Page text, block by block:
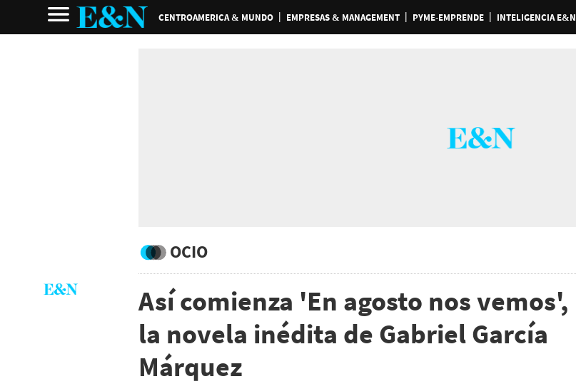
CENTROAMERICA & MUNDO EMPRESAS & MANAGEMENT PYME-EMPRENDE INTELIGENCIA E&N
OCIO
Así comienza 'En agosto nos vemos',
la novela inédita de Gabriel García
Márquez